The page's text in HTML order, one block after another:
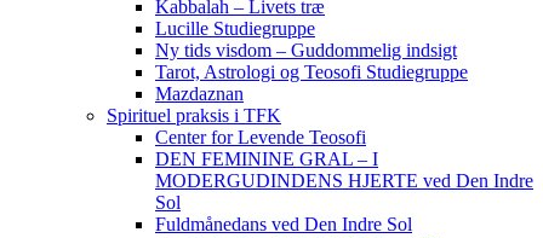
Kabbalah – Livets træ
Lucille Studiegruppe
Ny tids visdom – Guddommelig indsigt
Tarot, Astrologi og Teosofi Studiegruppe
Mazdaznan
Spirituel praksis i TFK
Center for Levende Teosofi
DEN FEMININE GRAL – I
MODERGUDINDENS HJERTE ved Den Indre
Sol
Fuldmånedans ved Den Indre Sol